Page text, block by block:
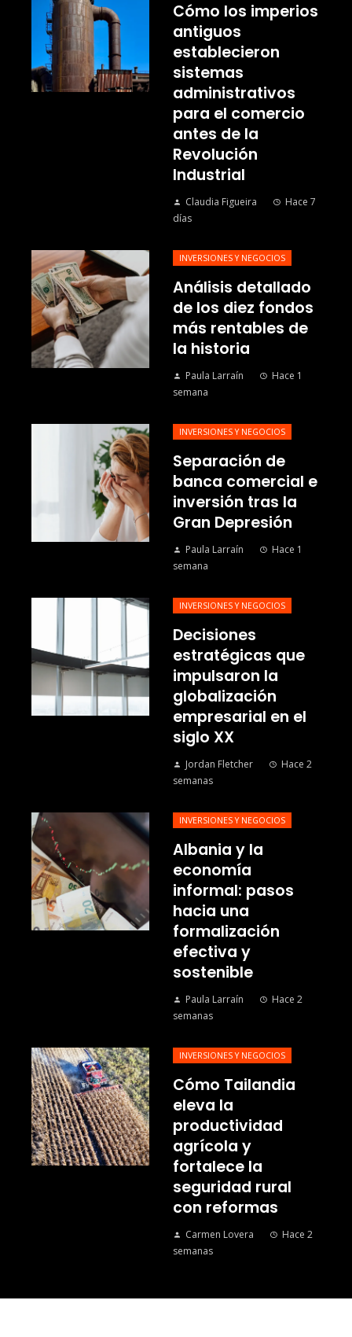
Cómo los imperios
antiguos
establecieron
sistemas
administrativos
para el comercio
antes de la
Revolución
Industrial
Claudia Figueira
Hace 7
días
INVERSIONES Y NEGOCIOS
Análisis detallado
de los diez fondos
más rentables de
la historia
Paula Larraín
Hace 1
semana
INVERSIONES Y NEGOCIOS
Separación de
banca comercial e
inversión tras la
Gran Depresión
Paula Larraín
Hace 1
semana
INVERSIONES Y NEGOCIOS
Decisiones
estratégicas que
impulsaron la
globalización
empresarial en el
siglo XX
Jordan Fletcher
Hace 2
semanas
INVERSIONES Y NEGOCIOS
Albania y la
economía
informal: pasos
hacia una
formalización
efectiva y
sostenible
Paula Larraín
Hace 2
semanas
INVERSIONES Y NEGOCIOS
Cómo Tailandia
eleva la
productividad
agrícola y
fortalece la
seguridad rural
con reformas
Carmen Lovera
Hace 2
semanas